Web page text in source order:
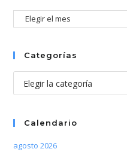
Archivos
Categorías
Categorías
Calendario
agosto 2026